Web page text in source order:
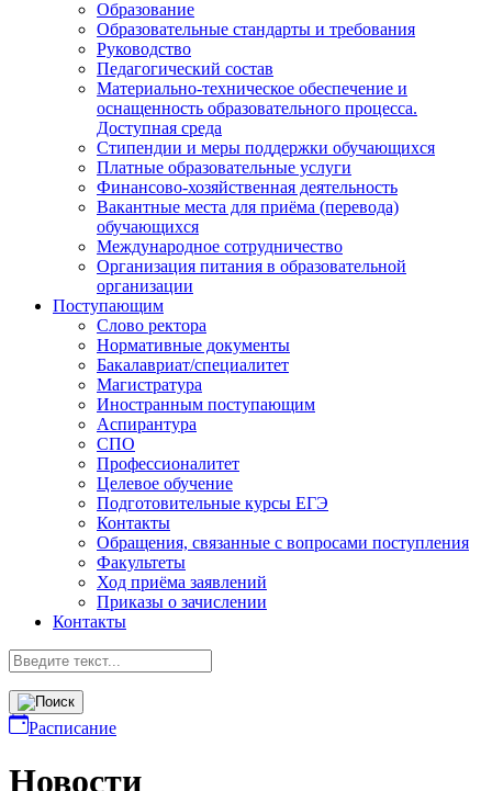
Образование
Образовательные стандарты и требования
Руководство
Педагогический состав
Материально-техническое обеспечение и
оснащенность образовательного процесса.
Доступная среда
Стипендии и меры поддержки обучающихся
Платные образовательные услуги
Финансово-хозяйственная деятельность
Вакантные места для приёма (перевода)
обучающихся
Международное сотрудничество
Организация питания в образовательной
организации
Поступающим
Слово ректора
Нормативные документы
Бакалавриат/специалитет
Магистратура
Иностранным поступающим
Аспирантура
СПО
Профессионалитет
Целевое обучение
Подготовительные курсы ЕГЭ
Контакты
Обращения, связанные с вопросами поступления
Факультеты
Ход приёма заявлений
Приказы о зачислении
Контакты
Расписание
Новости